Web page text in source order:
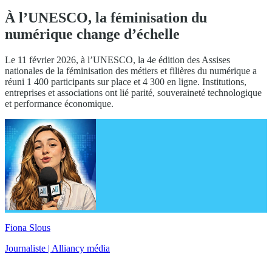
À l’UNESCO, la féminisation du
numérique change d’échelle
Le 11 février 2026, à l’UNESCO, la 4e édition des Assises
nationales de la féminisation des métiers et filières du numérique a
réuni 1 400 participants sur place et 4 300 en ligne. Institutions,
entreprises et associations ont lié parité, souveraineté technologique
et performance économique.
Fiona Slous
Journaliste | Alliancy média